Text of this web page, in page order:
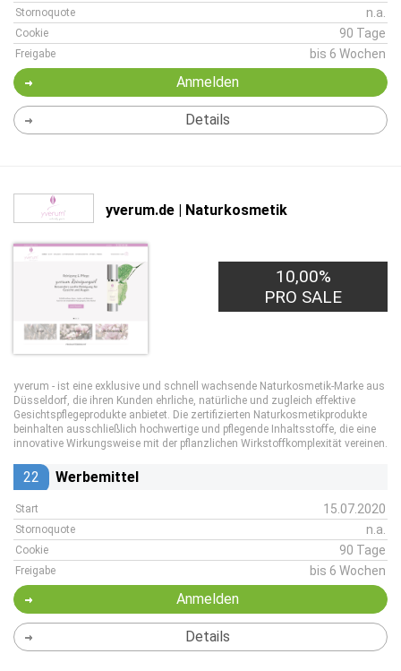
Stornoquote n.a.
Cookie 90 Tage
Freigabe bis 6 Wochen
Anmelden
Details
yverum.de | Naturkosmetik
10,00%
PRO SALE
yverum - ist eine exklusive und schnell wachsende Naturkosmetik-Marke aus
Düsseldorf, die ihren Kunden ehrliche, natürliche und zugleich effektive
Gesichtspflegeprodukte anbietet. Die zertifizierten Naturkosmetikprodukte
beinhalten ausschließlich hochwertige und pflegende Inhaltsstoffe, die eine
innovative Wirkungsweise mit der pflanzlichen Wirkstoffkomplexität vereinen.
22 Werbemittel
Start 15.07.2020
Stornoquote n.a.
Cookie 90 Tage
Freigabe bis 6 Wochen
Anmelden
Details